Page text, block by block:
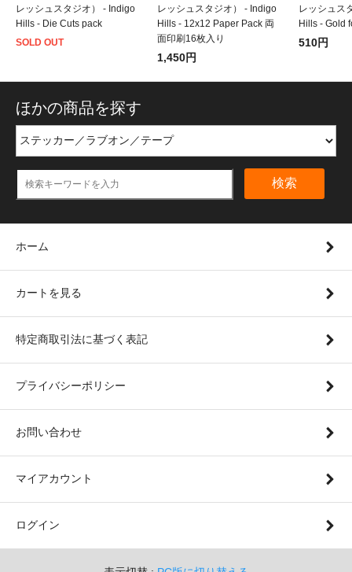
レッシュスタジオ） - Indigo
Hills - Die Cuts pack
SOLD OUT
レッシュスタジオ） - Indigo
Hills - 12x12 Paper Pack 両
面印刷16枚入り
1,450円
レッシュス
Hills - Gold
510円
ほかの商品を探す
検索
ホーム
カートを見る
特定商取引法に基づく表記
プライバシーポリシー
お問い合わせ
マイアカウント
ログイン